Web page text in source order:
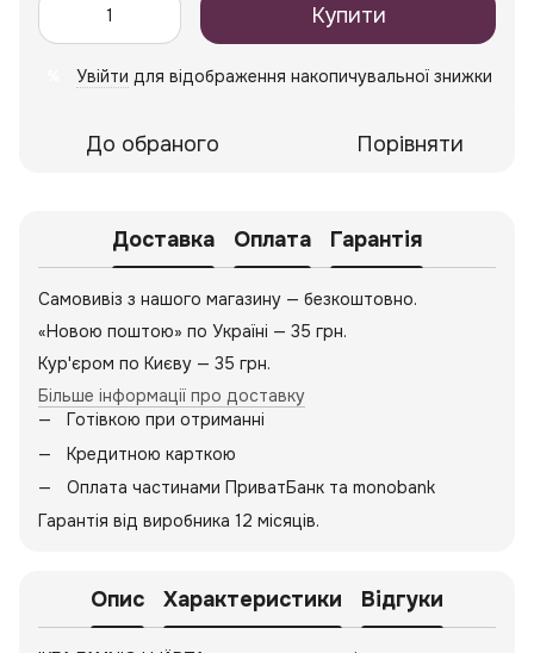
Купити
Увійти для відображення накопичувальної знижки
До обраного Порівняти
Доставка Оплата Гарантія
Самовивіз з нашого магазину — безкоштовно.
«Новою поштою» по Україні — 35 грн.
Кур'єром по Києву — 35 грн.
Більше інформації про доставку
Готівкою при отриманні
Кредитною карткою
Оплата частинами ПриватБанк та monobank
Гарантія від виробника 12 місяців.
Опис Характеристики Відгуки